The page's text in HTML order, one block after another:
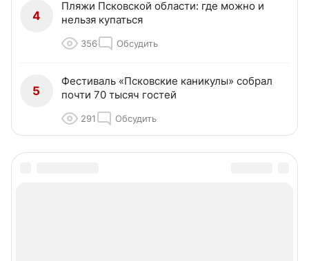
4
Пляжи Псковской области: где можно и
нельзя купаться
356 Обсудить
5
Фестиваль «Псковские каникулы» собрал
почти 70 тысяч гостей
291 Обсудить